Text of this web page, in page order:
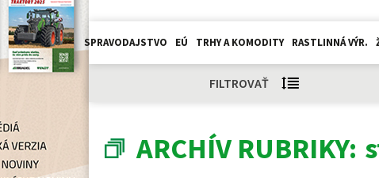
SPRAVODAJSTVO EÚ TRHY A KOMODITY RASTLINNÁ VÝR.
FILTROVAŤ
ARCHÍV RUBRIKY: